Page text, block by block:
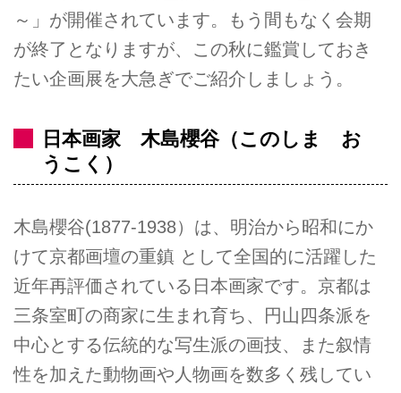
～」が開催されています。もう間もなく会期
が終了となりますが、この秋に鑑賞しておき
たい企画展を大急ぎでご紹介しましょう。
日本画家 木島櫻谷（このしま お
うこく）
木島櫻谷(1877-1938）は、明治から昭和にか
けて京都画壇の重鎮 として全国的に活躍した
近年再評価されている日本画家です。京都は
三条室町の商家に生まれ育ち、円山四条派を
中心とする伝統的な写生派の画技、また叙情
性を加えた動物画や人物画を数多く残してい